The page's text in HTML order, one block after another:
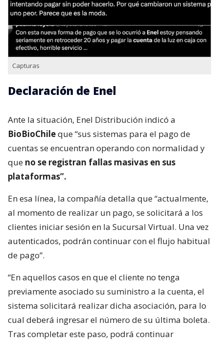
Capturas
Declaración de Enel
Ante la situación, Enel Distribución indicó a
BioBioChileque “sus sistemas para el pago de
cuentas se encuentran operando con normalidad y
que no se registran fallas masivas en sus
plataformas”.
En esa línea, la compañía detalla que “actualmente,
al momento de realizar un pago, se solicitará a los
clientes iniciar sesión en la Sucursal Virtual. Una vez
autenticados, podrán continuar con el flujo habitual
de pago”.
“En aquellos casos en que el cliente no tenga
previamente asociado su suministro a la cuenta, el
sistema solicitará realizar dicha asociación, para lo
cual deberá ingresar el número de su última boleta.
Tras completar este paso, podrá continuar